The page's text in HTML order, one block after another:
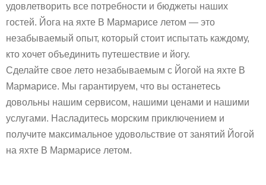
удовлетворить все потребности и бюджеты наших
гостей. Йога на яхте В Мармарисе летом — это
незабываемый опыт, который стоит испытать каждому,
кто хочет объединить путешествие и йогу.
Сделайте свое лето незабываемым с Йогой на яхте В
Мармарисе. Мы гарантируем, что вы останетесь
довольны нашим сервисом, нашими ценами и нашими
услугами. Насладитесь морским приключением и
получите максимальное удовольствие от занятий Йогой
на яхте В Мармарисе летом.